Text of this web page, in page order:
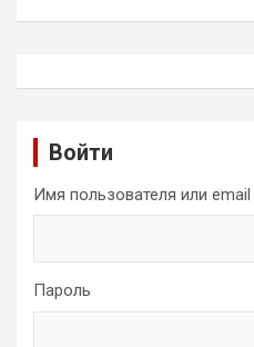
Войти
Имя пользователя или email
Пароль